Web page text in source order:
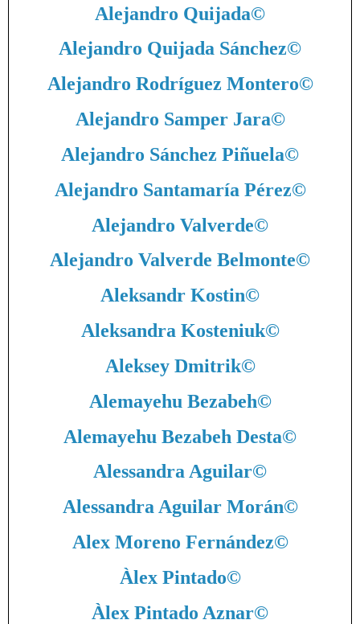
Alejandro Quijada©
Alejandro Quijada Sánchez©
Alejandro Rodríguez Montero©
Alejandro Samper Jara©
Alejandro Sánchez Piñuela©
Alejandro Santamaría Pérez©
Alejandro Valverde©
Alejandro Valverde Belmonte©
Aleksandr Kostin©
Aleksandra Kosteniuk©
Aleksey Dmitrik©
Alemayehu Bezabeh©
Alemayehu Bezabeh Desta©
Alessandra Aguilar©
Alessandra Aguilar Morán©
Alex Moreno Fernández©
Àlex Pintado©
Àlex Pintado Aznar©